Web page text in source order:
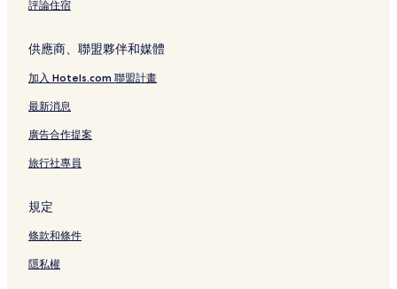
評論住宿
供應商、聯盟夥伴和媒體
加入 Hotels.com 聯盟計畫
最新消息
廣告合作提案
旅行社專員
規定
條款和條件
隱私權